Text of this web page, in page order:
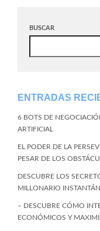
BUSCAR
ENTRADAS
6 BOTS DE
ARTIFICIAL
EL PODER DE LA
PESAR DE LOS
DESCUBRE LOS
MILLONARIO
– DESCUBRE CÓMO
ECONÓMICOS Y